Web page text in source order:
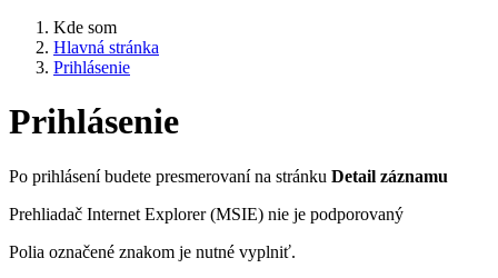
Kde som
Hlavná stránka
Prihlásenie
Prihlásenie
Po prihlásení budete presmerovaní na stránku Detail záznamu
Prehliadač Internet Explorer (MSIE) nie je podporovaný
Polia označené znakom je nutné vyplniť.